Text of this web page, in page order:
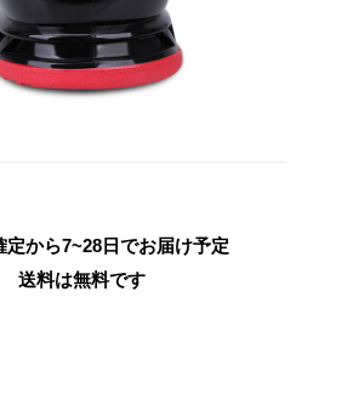
定から7~28日でお届け予定
送料は無料です